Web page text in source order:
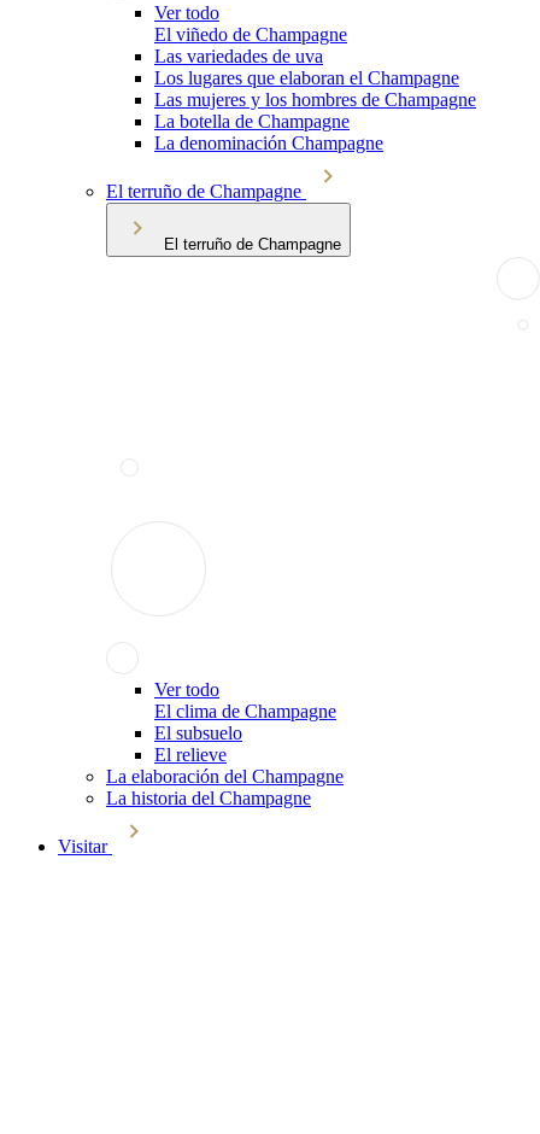
Ver todo
El viñedo de Champagne
Las variedades de uva
Los lugares que elaboran el Champagne
Las mujeres y los hombres de Champagne
La botella de Champagne
La denominación Champagne
El terruño de Champagne
El terruño de Champagne
Ver todo
El clima de Champagne
El subsuelo
El relieve
La elaboración del Champagne
La historia del Champagne
Visitar